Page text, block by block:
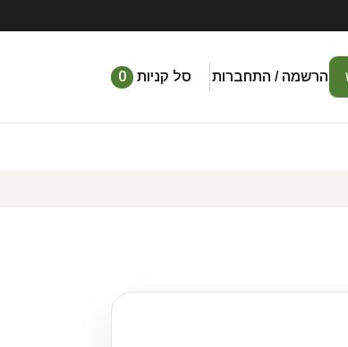
הרשמה / התחברות סל קניות 0